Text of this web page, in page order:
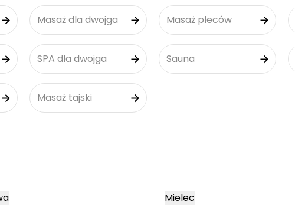
Masaż dla dwojga Masaż pleców
SPA dla dwojga Sauna
Masaż tajski
Mielec